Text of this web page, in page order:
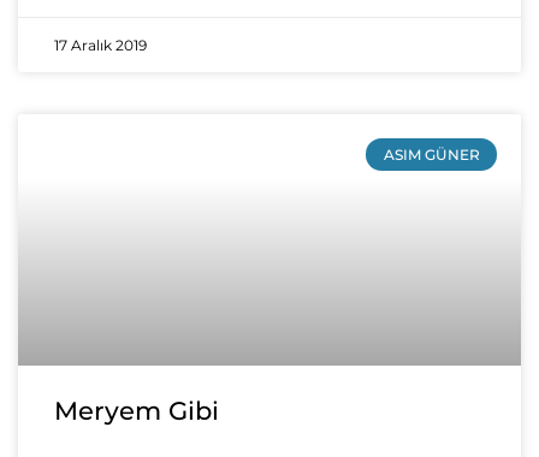
17 Aralık 2019
ASIM GÜNER
Meryem Gibi